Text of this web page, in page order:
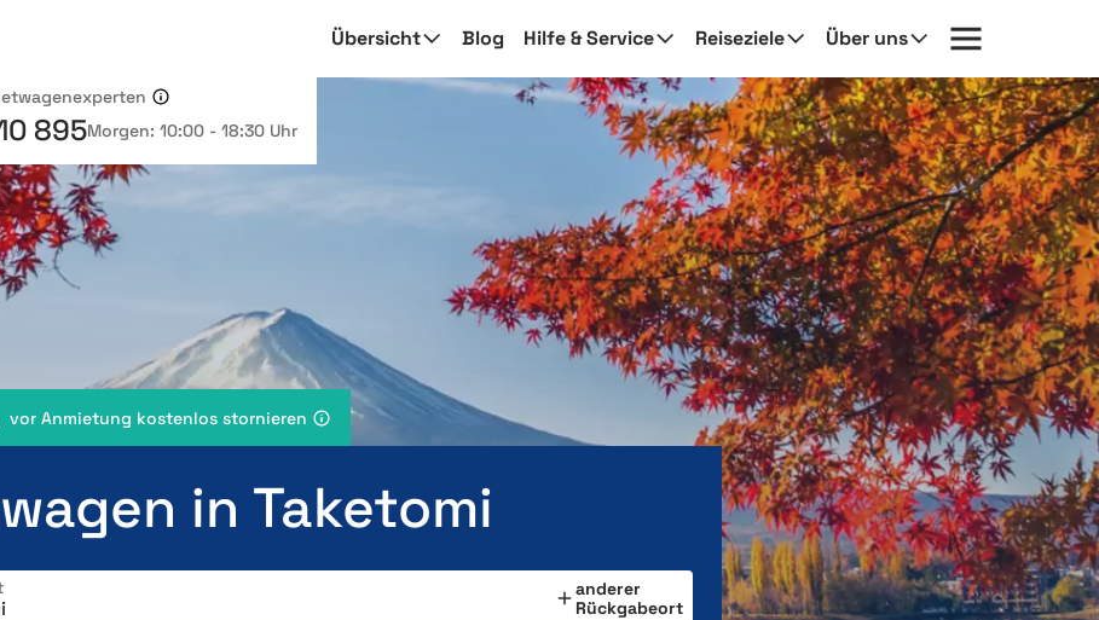
Übersicht Blog Hilfe & Service Reiseziele Über uns
895Morgen: 10:00 - 18:30 Uhr
vor Anmietung kostenlos stornieren
in Taketomi
anderer
Rückgabeort